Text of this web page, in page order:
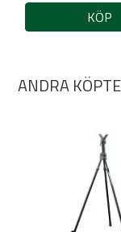
KÖP
ANDRA